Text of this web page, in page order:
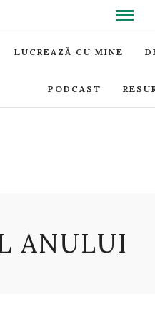
LUCREAZĂ CU MINE
PODCAST
ANULUI